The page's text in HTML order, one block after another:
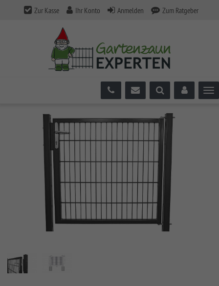
Zur Kasse Ihr Konto Anmelden Zum Ratgeber